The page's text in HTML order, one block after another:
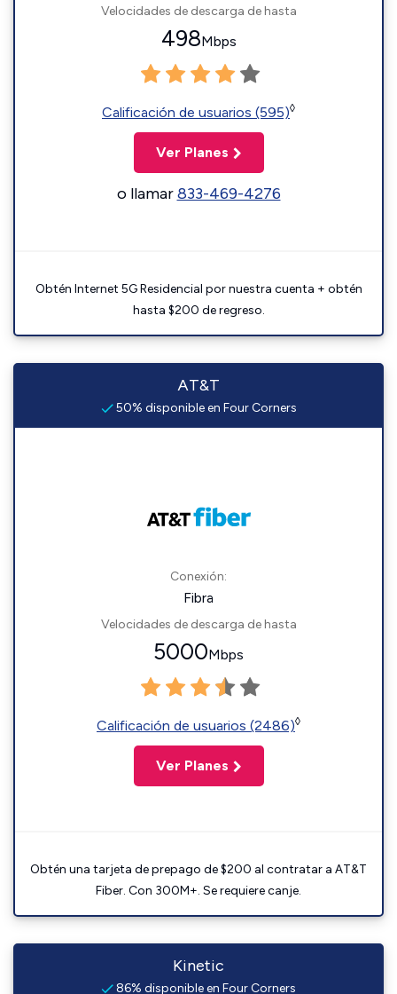
Velocidades de descarga de hasta
498Mbps
Calificación de usuarios (595)◊
Ver Planes
o llamar833-469-4276
Obtén Internet 5G Residencial por nuestra cuenta + obtén
hasta $200 de regreso.
AT&T
50% disponible en Four Corners
Conexión:
Fibra
Velocidades de descarga de hasta
5000Mbps
Calificación de usuarios (2486)◊
Ver Planes
Obtén una tarjeta de prepago de $200 al contratar a AT&T
Fiber. Con 300M+. Se requiere canje.
Kinetic
86% disponible en Four Corners